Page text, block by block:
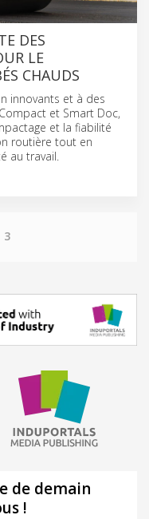
DES
LE
CHAUDS
innovants et à des
et Smart Doc,
et la fiabilité
routière tout en
au travail.
3
de demain
!